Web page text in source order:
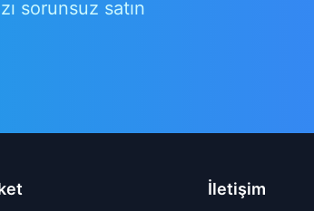
sorunsuz satın
İletişim